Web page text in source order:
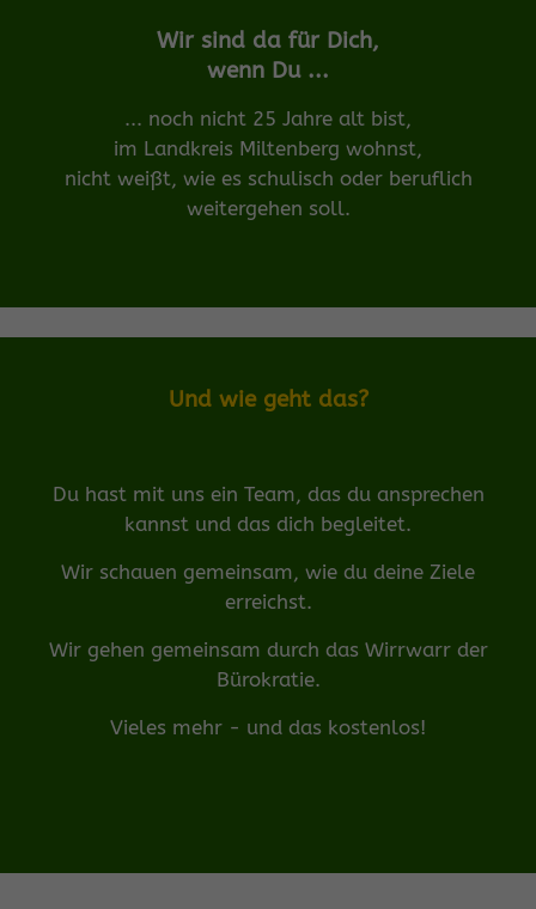
Wir sind da für Dich,
wenn Du ...
... noch nicht 25 Jahre alt bist,
im Landkreis Miltenberg wohnst,
nicht weißt, wie es schulisch oder beruflich
weitergehen soll.
Und wie geht das?
Du hast mit uns ein Team, das du ansprechen
kannst und das dich begleitet.
Wir schauen gemeinsam, wie du deine Ziele
erreichst.
Wir gehen gemeinsam durch das Wirrwarr der
Bürokratie.
Vieles mehr - und das kostenlos!